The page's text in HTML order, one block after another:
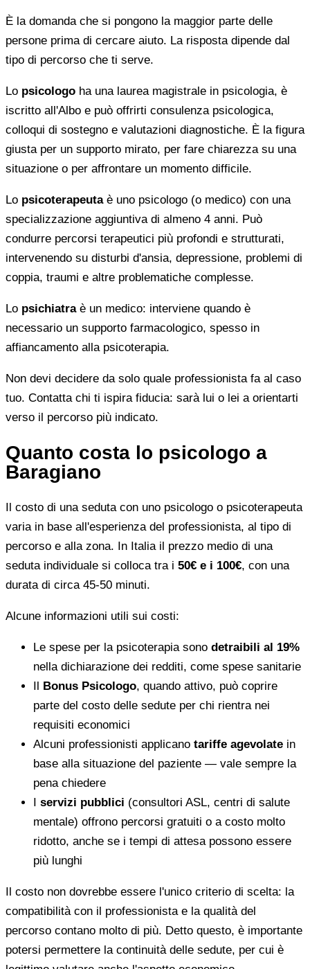
È la domanda che si pongono la maggior parte delle
persone prima di cercare aiuto. La risposta dipende dal
tipo di percorso che ti serve.
Lo psicologo ha una laurea magistrale in psicologia, è
iscritto all'Albo e può offrirti consulenza psicologica,
colloqui di sostegno e valutazioni diagnostiche. È la figura
giusta per un supporto mirato, per fare chiarezza su una
situazione o per affrontare un momento difficile.
Lo psicoterapeutaè uno psicologo (o medico) con una
specializzazione aggiuntiva di almeno 4 anni. Può
condurre percorsi terapeutici più profondi e strutturati,
intervenendo su disturbi d'ansia, depressione, problemi di
coppia, traumi e altre problematiche complesse.
Lo psichiatraè un medico: interviene quando è
necessario un supporto farmacologico, spesso in
affiancamento alla psicoterapia.
Non devi decidere da solo quale professionista fa al caso
tuo. Contatta chi ti ispira fiducia: sarà lui o lei a orientarti
verso il percorso più indicato.
Quanto costa lo psicologo a
Baragiano
Il costo di una seduta con uno psicologo o psicoterapeuta
varia in base all'esperienza del professionista, al tipo di
percorso e alla zona. In Italia il prezzo medio di una
seduta individuale si colloca tra i 50€ e i 100€, con una
durata di circa 45-50 minuti.
Alcune informazioni utili sui costi:
Le spese per la psicoterapia sono detraibili al 19%
nella dichiarazione dei redditi, come spese sanitarie
Il Bonus Psicologo, quando attivo, può coprire
parte del costo delle sedute per chi rientra nei
requisiti economici
Alcuni professionisti applicano tariffe agevolate in
base alla situazione del paziente — vale sempre la
pena chiedere
I servizi pubblici (consultori ASL, centri di salute
mentale) offrono percorsi gratuiti o a costo molto
ridotto, anche se i tempi di attesa possono essere
più lunghi
Il costo non dovrebbe essere l'unico criterio di scelta: la
compatibilità con il professionista e la qualità del
percorso contano molto di più. Detto questo, è importante
potersi permettere la continuità delle sedute, per cui è